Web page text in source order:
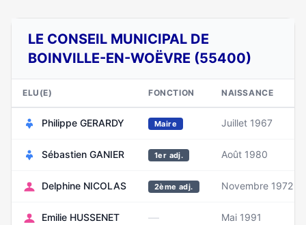
LE CONSEIL MUNICIPAL DE
BOINVILLE-EN-WOËVRE (55400)
ELU(E) FONCTION NAISSANCE
Philippe GERARDY Maire Juillet 1967
Sébastien GANIER 1er adj. Août 1980
Delphine NICOLAS 2ème adj. Novembre 1972
Emilie HUSSENET — Mai 1991